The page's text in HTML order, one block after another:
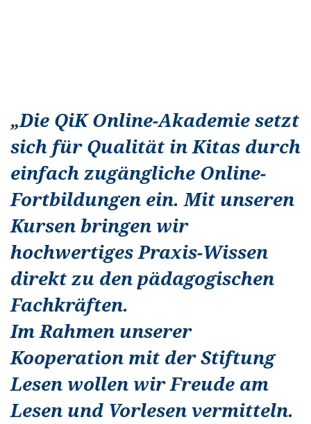
„Die QiK Online-Akademie setzt
sich für Qualität in Kitas durch
einfach zugängliche Online-
Fortbildungen ein. Mit unseren
Kursen bringen wir
hochwertiges Praxis-Wissen
direkt zu den pädagogischen
Fachkräften.
Im Rahmen unserer
Kooperation mit der Stiftung
Lesen wollen wir Freude am
Lesen und Vorlesen vermitteln.